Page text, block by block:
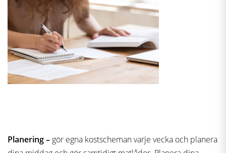
Planering – gör egna kostscheman varje vecka och planera